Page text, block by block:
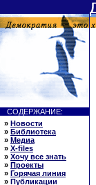
СОДЕРЖАНИЕ:
» Новости
» Библиотека
» Медиа
» X-files
» Хочу все знать
» Проекты
» Горячая линия
» Публикации